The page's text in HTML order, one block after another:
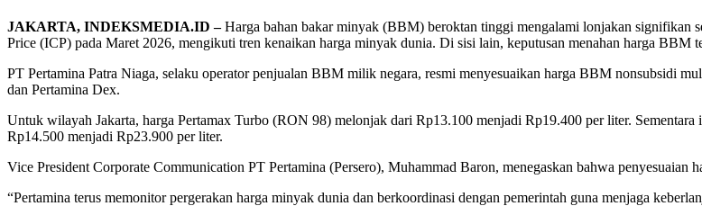
JAKARTA, INDEKSMEDIA.ID –Harga bahan bakar minyak (BBM) beroktan tinggi mengalami lonjakan signifikan
Price (ICP) pada Maret 2026, mengikuti tren kenaikan harga minyak dunia. Di sisi lain, keputusan menahan harga BBM
PT Pertamina Patra Niaga, selaku operator penjualan BBM milik negara, resmi menyesuaikan harga BBM nonsubsidi
dan Pertamina Dex.
Untuk wilayah Jakarta, harga Pertamax Turbo (RON 98) melonjak dari Rp13.100 menjadi Rp19.400 per liter.
Rp14.500 menjadi Rp23.900 per liter.
Vice President Corporate Communication PT Pertamina (Persero), Muhammad Baron, menegaskan bahwa penyesuaian
“Pertamina terus memonitor pergerakan harga minyak dunia dan berkoordinasi dengan pemerintah guna menjaga